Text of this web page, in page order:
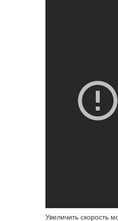
Увеличить скорость